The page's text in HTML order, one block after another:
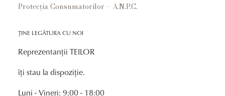
Protecția Consumatorilor – A.N.P.C.
ȚINE LEGĂTURA CU NOI
Reprezentanții TEILOR
îți stau la dispoziție.
Luni - Vineri: 9:00 - 18:00